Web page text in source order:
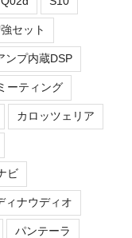
セット
ンプ内蔵DSP
ーティング
カロッツェリア
ビ
ィナウディオ
パンテーラ